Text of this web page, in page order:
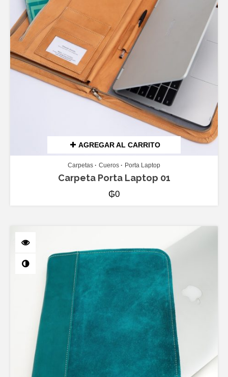
AGREGAR AL CARRITO
Carpetas Cueros Porta Laptop
Carpeta Porta Laptop 01
₲0